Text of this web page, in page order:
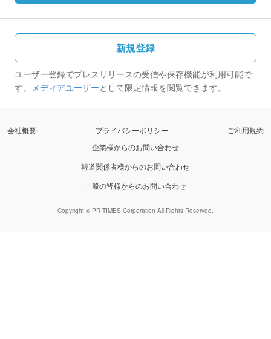
新規登録
ユーザー登録でプレスリリースの受信や保存機能が利用可能で
す。 メディアユーザーとして限定情報を閲覧できます。
会社概要 プライバシーポリシー
ご利用規約
企業様からのお問い合わせ
報道関係者様からのお問い合わせ
一般の皆様からのお問い合わせ
Copyright © PR TIMES Corporation All Rights Reserved.